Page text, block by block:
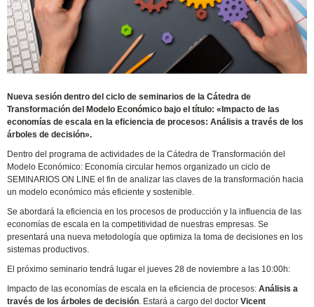
Nueva sesión dentro del ciclo de seminarios de la Cátedra de
Transformación del Modelo Económico bajo el título: «Impacto de las
economías de escala en la eficiencia de procesos: Análisis a través de los
árboles de decisión».
Dentro del programa de actividades de la Cátedra de Transformación del
Modelo Económico: Economía circular hemos organizado un ciclo de
SEMINARIOS ON LINE el fin de analizar las claves de la transformación hacia
un modelo económico más eficiente y sostenible.
Se abordará la eficiencia en los procesos de producción y la influencia de las
economías de escala en la competitividad de nuestras empresas. Se
presentará una nueva metodología que optimiza la toma de decisiones en los
sistemas productivos.
El próximo seminario tendrá lugar el jueves 28 de noviembre a las 10:00h:
Impacto de las economías de escala en la eficiencia de procesos:Análisis a
través de los árboles de decisión. Estará a cargo del doctorVicent